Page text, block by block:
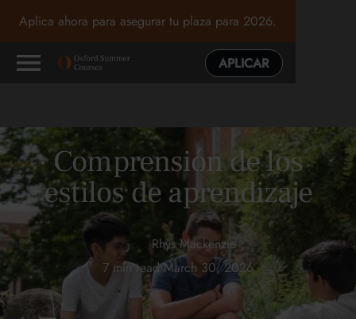
Aplica ahora para asegurar tu plaza para 2026.
APLICAR
Comprensión de los
estilos de aprendizaje
Rhys Mackenzie
7 min read•March 30, 2026